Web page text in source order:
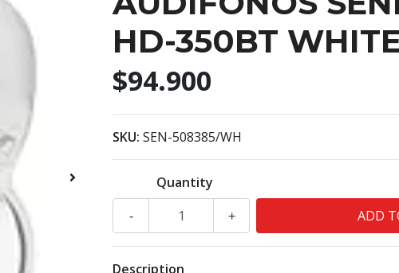
HD-350BT
$94.900
SKU: SEN-508385/WH
Quantity
+
-
Description